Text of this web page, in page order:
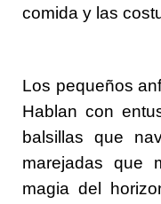
comida y las
Los pequeños
Hablan con
balsillas que
marejadas que
magia del